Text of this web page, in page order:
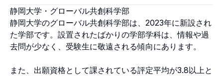
静岡大学・グローバル共創科学部
静岡大学のグローバル共創科学部は、2023年に新設され
た学部です。設置されたばかりの学部学科は、情報や過
去問が少なく、受験生に敬遠される傾向にあります。
また、出願資格として課されている評定平均が3.8以上と